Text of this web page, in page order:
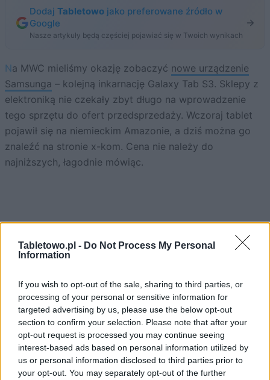
Tabletowo.pl - Do Not Process My Personal
Information
If you wish to opt-out of the sale, sharing to third parties, or
processing of your personal or sensitive information for
targeted advertising by us, please use the below opt-out
section to confirm your selection. Please note that after your
opt-out request is processed you may continue seeing
interest-based ads based on personal information utilized by
us or personal information disclosed to third parties prior to
your opt-out. You may separately opt-out of the further
Dodaj Tabletowo jako preferowane źródło w
Google
Nasze artykuły będą częściej pojawiać się w Twoich wynikach
Na MWC mieliśmy okazję zobaczyć nowe urządzenie
Samsunga – kolejną inkarnację Galaxy Tab S3. Sklepy z
elektroniką nie czekały zbyt długo na wprowadzenie
tego sprzętu do ofert przedsprzedaży. Wczoraj tablet
pojawił się na niemieckim Amazonie, a dziś można go
znaleźć na stronie x-kom. Cena nie należy do
najniższych, łagodnie mówiąc.
ad